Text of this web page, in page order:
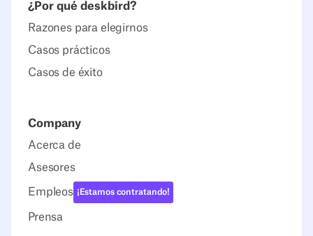
¿Por qué deskbird?
Razones para elegirnos
Casos prácticos
Casos de éxito
Company
Acerca de
Asesores
Empleos ¡Estamos contratando!
Prensa